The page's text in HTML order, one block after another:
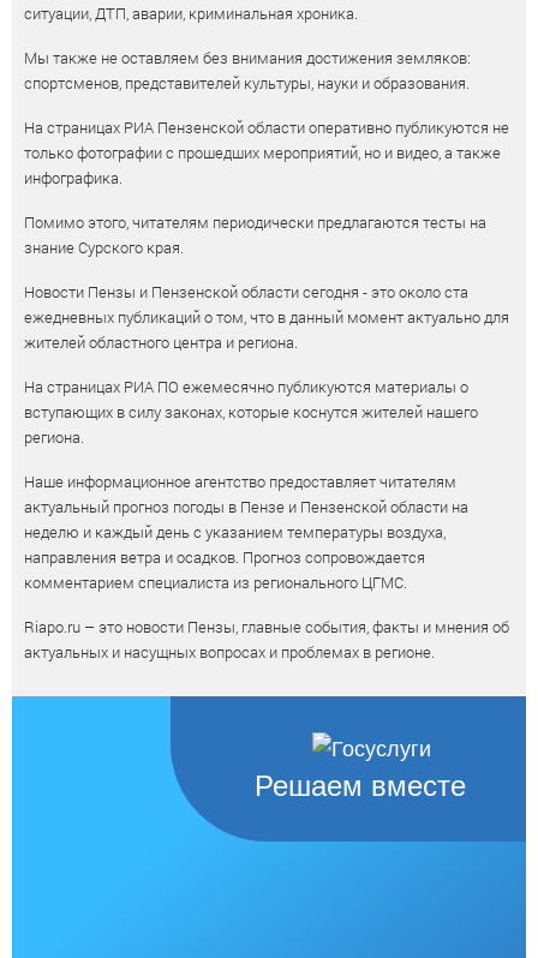
ситуации, ДТП, аварии, криминальная хроника.
Мы также не оставляем без внимания достижения земляков:
спортсменов, представителей культуры, науки и образования.
На страницах РИА Пензенской области оперативно публикуются не
только фотографии с прошедших мероприятий, но и видео, а также
инфографика.
Помимо этого, читателям периодически предлагаются тесты на
знание Сурского края.
Новости Пензы и Пензенской области сегодня - это около ста
ежедневных публикаций о том, что в данный момент актуально для
жителей областного центра и региона.
На страницах РИА ПО ежемесячно публикуются материалы о
вступающих в силу законах, которые коснутся жителей нашего
региона.
Наше информационное агентство предоставляет читателям
актуальный прогноз погоды в Пензе и Пензенской области на
неделю и каждый день с указанием температуры воздуха,
направления ветра и осадков. Прогноз сопровождается
комментарием специалиста из регионального ЦГМС.
Riapo.ru – это новости Пензы, главные события, факты и мнения об
актуальных и насущных вопросах и проблемах в регионе.
Решаем вместе